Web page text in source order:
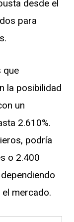
desde el
para
que
la posibilidad
un
2.610%.
podría
o 2.400
mercado.